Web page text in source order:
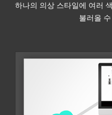
하나의 의상 스타일에 여러
불러올